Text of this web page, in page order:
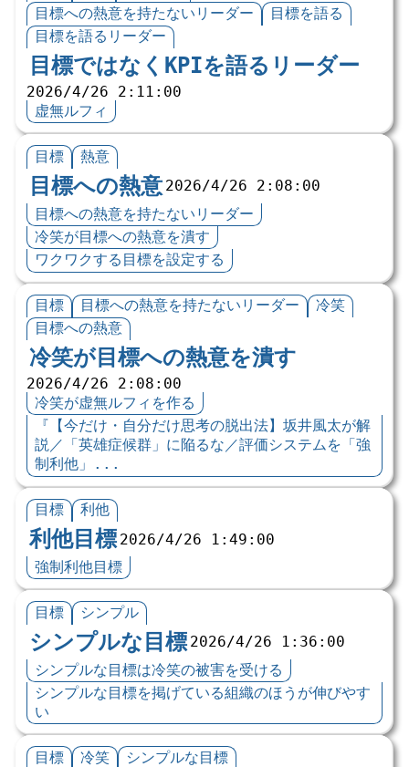
目標への熱意を持たないリーダー
目標を語る
目標を語るリーダー
目標ではなくKPIを語るリーダー
2026/4/26 2:11:00
虚無ルフィ
目標 熱意
目標への熱意 2026/4/26 2:08:00
目標への熱意を持たないリーダー
冷笑が目標への熱意を潰す
ワクワクする目標を設定する
目標 目標への熱意を持たないリーダー
冷笑
目標への熱意
冷笑が目標への熱意を潰す
2026/4/26 2:08:00
冷笑が虚無ルフィを作る
『【今だけ・自分だけ思考の脱出法】坂井風太が解
説／「英雄症候群」に陥るな／評価システムを「強
制利他」...
目標 利他
利他目標 2026/4/26 1:49:00
強制利他目標
目標 シンプル
シンプルな目標 2026/4/26 1:36:00
シンプルな目標は冷笑の被害を受ける
シンプルな目標を掲げている組織のほうが伸びやす
い
目標 冷笑 シンプルな目標